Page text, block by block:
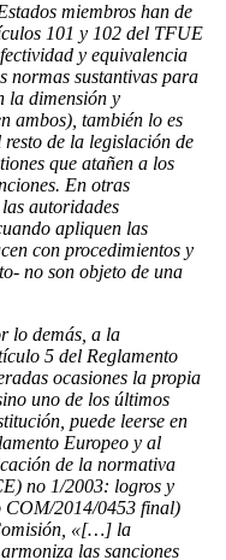
miembros han de
101 y 102 del TFUE
y equivalencia
normas sustantivas para
la dimensión y
ambos), también lo es
de la legislación de
que atañen a los
En otras
autoridades
apliquen las
con procedimientos y
no son objeto de una
lo demás, a la
5 del Reglamento
ocasiones la propia
uno de los últimos
puede leerse en
Europeo y al
de la normativa
no 1/2003: logros y
COM/2014/0453 final)
«[…] la
las sanciones